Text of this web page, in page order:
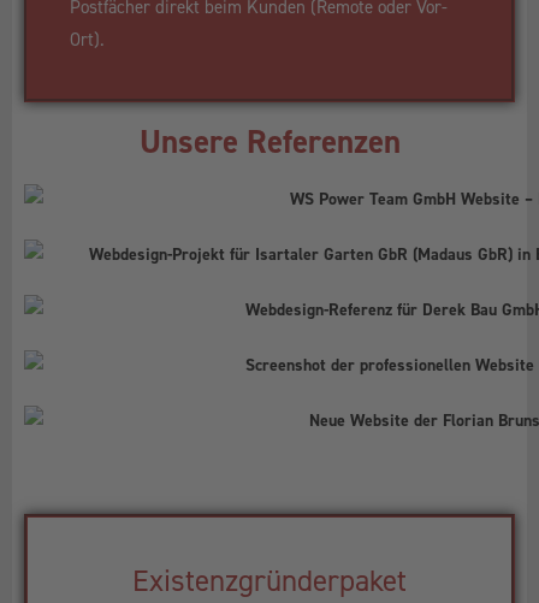
Postfächer direkt beim Kunden (Remote oder Vor-
Ort).
Unsere Referenzen
Existenzgründerpaket